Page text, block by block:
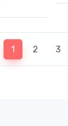
1 (current)
2 3